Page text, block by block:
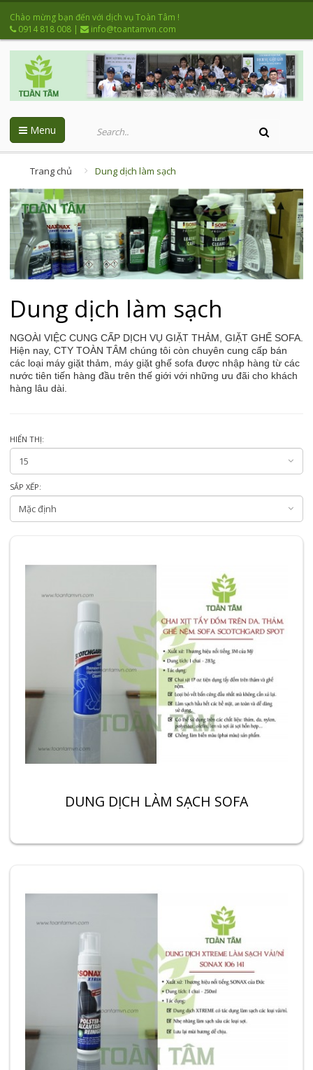
Chào mừng bạn đến với dịch vụ Toàn Tâm !
0914 818 008 | info@toantamvn.com
Menu
Trang chủ Dung dịch làm sạch
Dung dịch làm sạch
NGOÀI VIỆC CUNG CẤP DỊCH VỤ GIẶT THẢM, GIẶT GHẾ SOFA.
Hiện nay, CTY TOÀN TÂM chúng tôi còn chuyên cung cấp bán
các loại máy giặt thảm, máy giặt ghế sofa được nhập hàng từ các
nước tiên tiến hàng đầu trên thế giới với những ưu đãi cho khách
hàng lâu dài.
HIỂN THỊ:
SẮP XẾP:
DUNG DỊCH LÀM SẠCH SOFA